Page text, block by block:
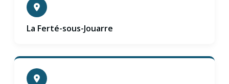
La Ferté-sous-Jouarre